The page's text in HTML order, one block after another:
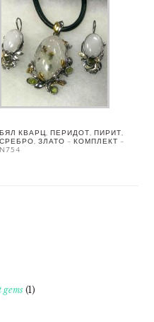
БЯЛ КВАРЦ, ПЕРИДОТ, ПИРИТ,
СРЕБРО, ЗЛАТО – КОМПЛЕКТ –
N754
(1)